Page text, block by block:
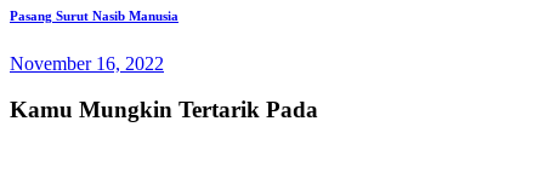
Pasang Surut Nasib Manusia
November 16, 2022
Kamu Mungkin Tertarik Pada